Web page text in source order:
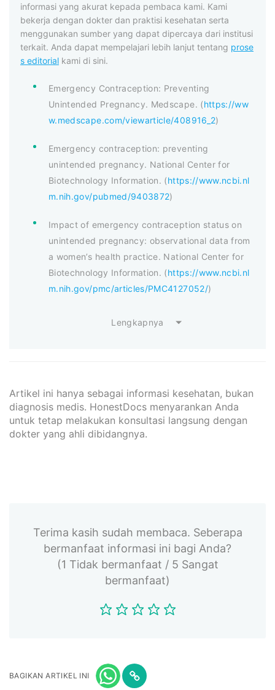
informasi yang akurat kepada pembaca kami. Kami
bekerja dengan dokter dan praktisi kesehatan serta
menggunakan sumber yang dapat dipercaya dari institusi
terkait. Anda dapat mempelajari lebih lanjut tentang prose
s editorial kami di sini.
Emergency Contraception: Preventing
Unintended Pregnancy. Medscape. (https://ww
w.medscape.com/viewarticle/408916_2)
Emergency contraception: preventing
unintended pregnancy. National Center for
Biotechnology Information. (https://www.ncbi.nl
m.nih.gov/pubmed/9403872)
Impact of emergency contraception status on
unintended pregnancy: observational data from
a women’s health practice. National Center for
Biotechnology Information. (https://www.ncbi.nl
m.nih.gov/pmc/articles/PMC4127052/)
Lengkapnya
Artikel ini hanya sebagai informasi kesehatan, bukan
diagnosis medis. HonestDocs menyarankan Anda
untuk tetap melakukan konsultasi langsung dengan
dokter yang ahli dibidangnya.
Terima kasih sudah membaca. Seberapa
bermanfaat informasi ini bagi Anda?
(1 Tidak bermanfaat / 5 Sangat
bermanfaat)
BAGIKAN ARTIKEL INI